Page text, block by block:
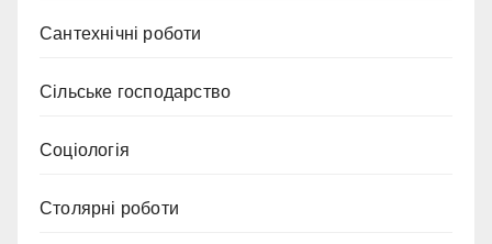
Сантехнічні роботи
Сільське господарство
Соціологія
Столярні роботи